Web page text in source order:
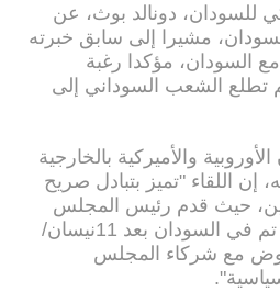
للسودان، دونالد بوث، عن
مشيرا إلى سابق خبرته
السودان، مؤكدا رغبة
تطلع الشعب السوداني إلى
والأميركية بالخارجية
إن اللقاء "تميز بتبادل صريح
حيث قدم رئيس المجلس
العسكري شرحا حول ما تم في السودان بعد 11نيسان/
مع شركاء المجلس